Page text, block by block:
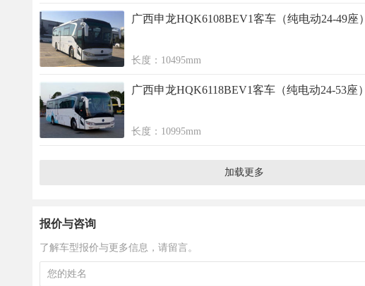
广西申龙HQK6108BEV1客车（纯电动24-49座）
长度：10495mm
广西申龙HQK6118BEV1客车（纯电动24-53座）
长度：10995mm
加载更多
报价与咨询
了解车型报价与更多信息，请留言。